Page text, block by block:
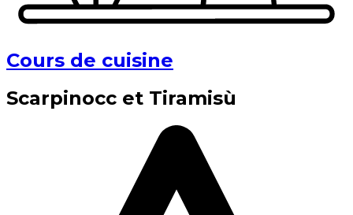
Cours de cuisine
Scarpinocc et Tiramisù